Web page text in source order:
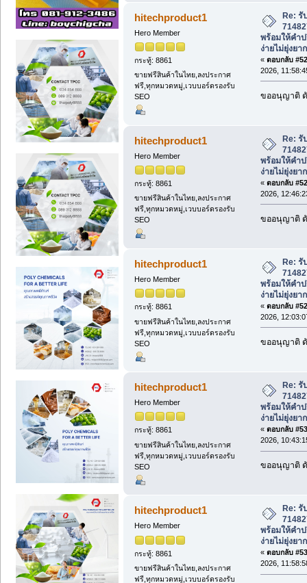
hitechproduct1
Hero Member
กระทู้: 8861
ขายฟรีสินค้าในไทย,ลงประกาศ
ฟรี,ทุกหมวดหมู่,เวบบอร์ดรองรับ
SEO
Re: รั
พร้อมให้คำ
ง่ายไม่ยุ่งยา
« ตอบกลับ
2026,
ขออนุญาติ
hitechproduct1
Hero Member
กระทู้: 8861
ขายฟรีสินค้าในไทย,ลงประกาศ
ฟรี,ทุกหมวดหมู่,เวบบอร์ดรองรับ
SEO
Re: รั
พร้อมให้คำ
ง่ายไม่ยุ่งยา
« ตอบกลับ
2026,
ขออนุญาติ
hitechproduct1
Hero Member
กระทู้: 8861
ขายฟรีสินค้าในไทย,ลงประกาศ
ฟรี,ทุกหมวดหมู่,เวบบอร์ดรองรับ
SEO
Re: รั
พร้อมให้คำ
ง่ายไม่ยุ่งยา
« ตอบกลับ
2026,
ขออนุญาติ
hitechproduct1
Hero Member
กระทู้: 8861
ขายฟรีสินค้าในไทย,ลงประกาศ
ฟรี,ทุกหมวดหมู่,เวบบอร์ดรองรับ
SEO
Re: รั
พร้อมให้คำ
ง่ายไม่ยุ่งยา
« ตอบกลับ
2026,
ขออนุญาติ
hitechproduct1
Hero Member
กระทู้: 8861
ขายฟรีสินค้าในไทย,ลงประกาศ
ฟรี,ทุกหมวดหมู่,เวบบอร์ดรองรับ
Re: รั
พร้อมให้คำ
ง่ายไม่ยุ่งยา
« ตอบกลับ
2026,